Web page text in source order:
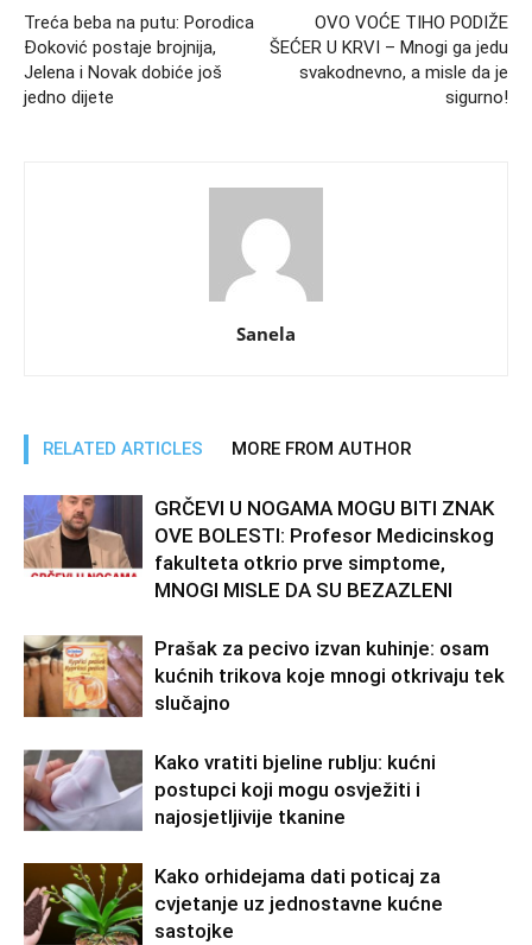
Treća beba na putu: Porodica
Đoković postaje brojnija,
Jelena i Novak dobiće još
jedno dijete
OVO VOĆE TIHO PODIŽE
ŠEĆER U KRVI – Mnogi ga jedu
svakodnevno, a misle da je
sigurno!
Sanela
RELATED ARTICLES MORE FROM AUTHOR
GRČEVI U NOGAMA MOGU BITI ZNAK
OVE BOLESTI: Profesor Medicinskog
fakulteta otkrio prve simptome,
MNOGI MISLE DA SU BEZAZLENI
Prašak za pecivo izvan kuhinje: osam
kućnih trikova koje mnogi otkrivaju tek
slučajno
Kako vratiti bjeline rublju: kućni
postupci koji mogu osvježiti i
najosjetljivije tkanine
Kako orhidejama dati poticaj za
cvjetanje uz jednostavne kućne
sastojke